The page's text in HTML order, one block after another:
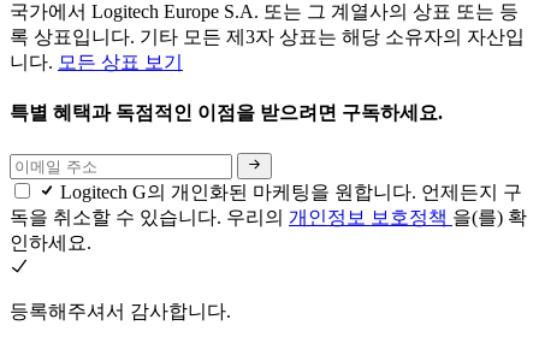
국가에서 Logitech Europe S.A. 또는 그 계열사의 상표 또는 등
록 상표입니다. 기타 모든 제3자 상표는 해당 소유자의 자산입
니다. 모든 상표 보기
특별 혜택과 독점적인 이점을 받으려면 구독하세요.
Logitech G의 개인화된 마케팅을 원합니다. 언제든지 구
독을 취소할 수 있습니다. 우리의 개인정보 보호정책 을(를) 확
인하세요.
등록해주셔서 감사합니다.